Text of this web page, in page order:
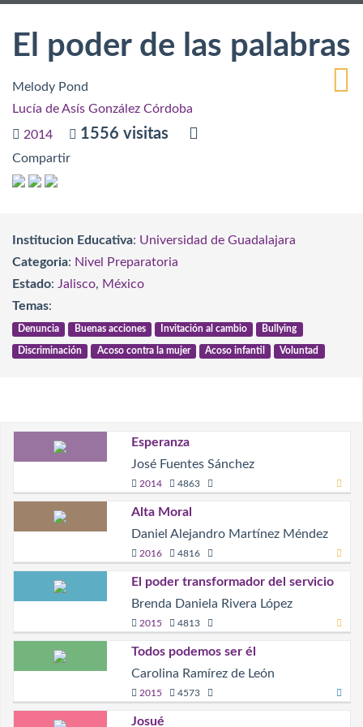
El poder de las palabras
Melody Pond
Lucía de Asís González Córdoba
2014
1556 visitas
Compartir
Institucion Educativa: Universidad de Guadalajara
Categoria: Nivel Preparatoria
Estado: Jalisco, México
Temas:
Denuncia Buenas acciones Invitación al cambio Bullying
Discriminación Acoso contra la mujer Acoso infantil Voluntad
Esperanza
José Fuentes Sánchez
2014 4863
Alta Moral
Daniel Alejandro Martínez Méndez
2016 4816
El poder transformador del servicio
Brenda Daniela Rivera López
2015 4813
Todos podemos ser él
Carolina Ramírez de León
2015 4573
Josué